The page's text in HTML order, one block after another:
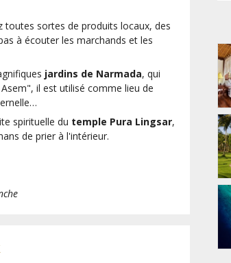
toutes sortes de produits locaux, des
à écouter les marchands et les
jardins de Narmada, qui
il est utilisé comme lieu de
spirituelle du temple Pura Lingsar,
de prier à l'intérieur.